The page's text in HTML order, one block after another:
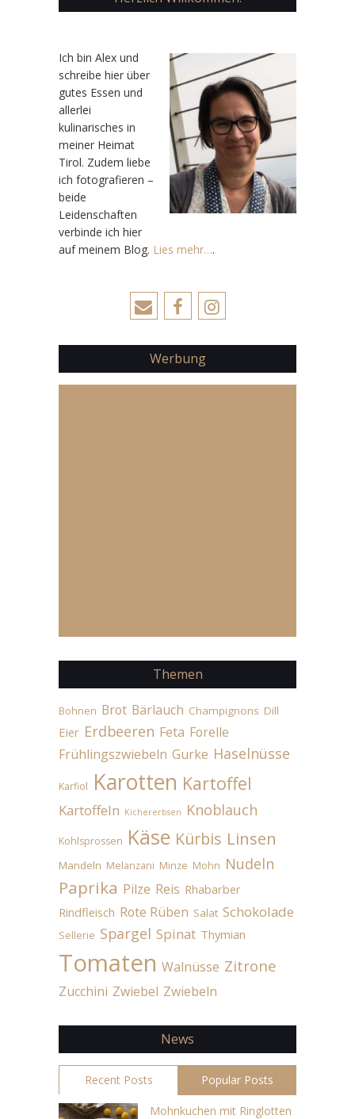
Ich bin Alex und
schreibe hier über
gutes Essen und
allerlei
kulinarisches in
meiner Heimat
Tirol. Zudem liebe
ich fotografieren –
beide
Leidenschaften
verbinde ich hier
auf meinem Blog. Lies mehr….
Werbung
Themen
Bohnen Brot Bärlauch Champignons Dill
Eier Erdbeeren Feta Forelle
Frühlingszwiebeln Gurke Haselnüsse
Karfiol Karotten Kartoffel
Kartoffeln Kichererbsen Knoblauch
Kohlsprossen Käse Kürbis Linsen
Mandeln Melanzani Minze Mohn Nudeln
Paprika Pilze Reis Rhabarber
Rindfleisch Rote Rüben Salat Schokolade
Sellerie Spargel Spinat Thymian
Tomaten Walnüsse Zitrone
Zucchini Zwiebel Zwiebeln
News
Recent Posts Popular Posts
Mohnkuchen mit Ringlotten